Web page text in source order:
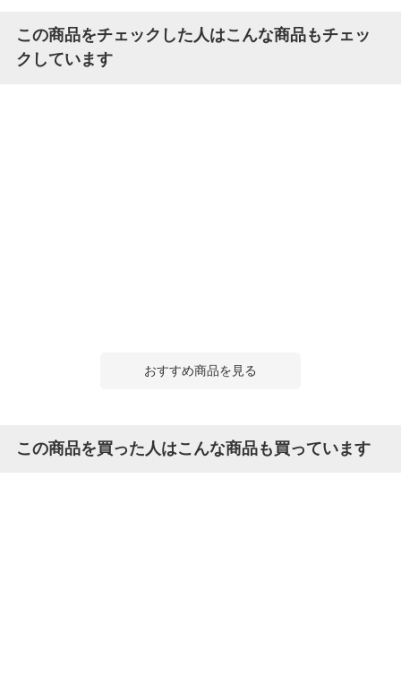
この商品をチェックした人はこんな商品もチェッ
クしています
おすすめ商品を見る
この商品を買った人はこんな商品も買っています